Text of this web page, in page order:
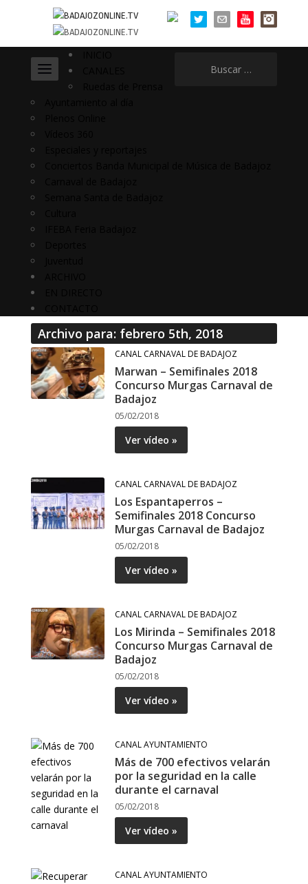
Archivo para: febrero 5th, 2018
CANAL CARNAVAL DE BADAJOZ
Marwan – Semifinales 2018
Concurso Murgas Carnaval de
Badajoz
05/02/2018
Ver vídeo »
CANAL CARNAVAL DE BADAJOZ
Los Espantaperros –
Semifinales 2018 Concurso
Murgas Carnaval de Badajoz
05/02/2018
Ver vídeo »
CANAL CARNAVAL DE BADAJOZ
Los Mirinda – Semifinales 2018
Concurso Murgas Carnaval de
Badajoz
05/02/2018
Ver vídeo »
CANAL AYUNTAMIENTO
Más de 700 efectivos velarán
por la seguridad en la calle
durante el carnaval
05/02/2018
Ver vídeo »
CANAL AYUNTAMIENTO